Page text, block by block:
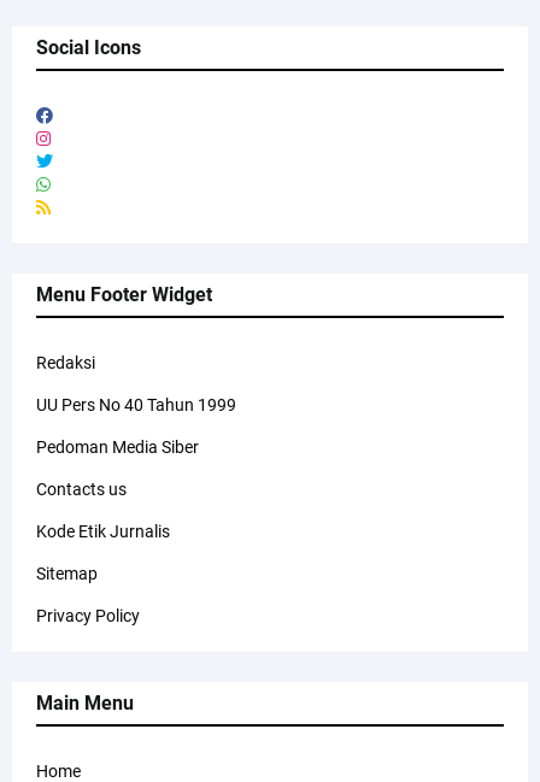
Social Icons
Menu Footer Widget
Redaksi
UU Pers No 40 Tahun 1999
Pedoman Media Siber
Contacts us
Kode Etik Jurnalis
Sitemap
Privacy Policy
Main Menu
Home